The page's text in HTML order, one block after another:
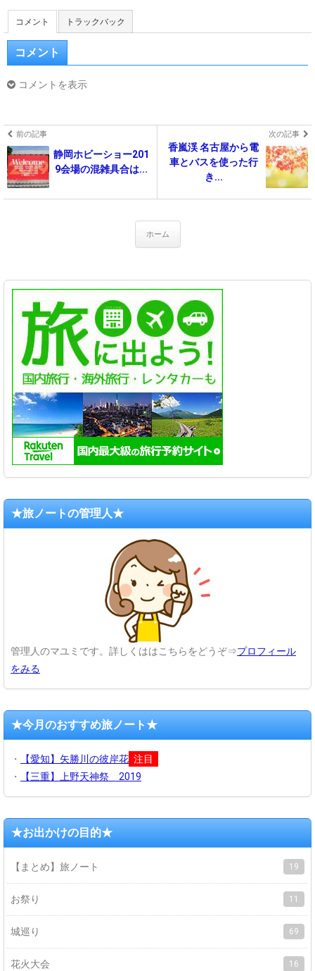
コメント トラックバック
コメント
コメントを表示
前の記事
静岡ホビーショー201
9会場の混雑具合は...
次の記事
香嵐渓 名古屋から電
車とバスを使った行
き...
ホーム
★旅ノートの管理人★
管理人のマユミです。詳しくははこちらをどうぞ⇒プロフィール
をみる
★今月のおすすめ旅ノート★
・ 【愛知】矢勝川の彼岸花 注目
・
【三重】上野天神祭 2019
★お出かけの目的★
【まとめ】旅ノート 19
お祭り 11
城巡り 69
花火大会 16